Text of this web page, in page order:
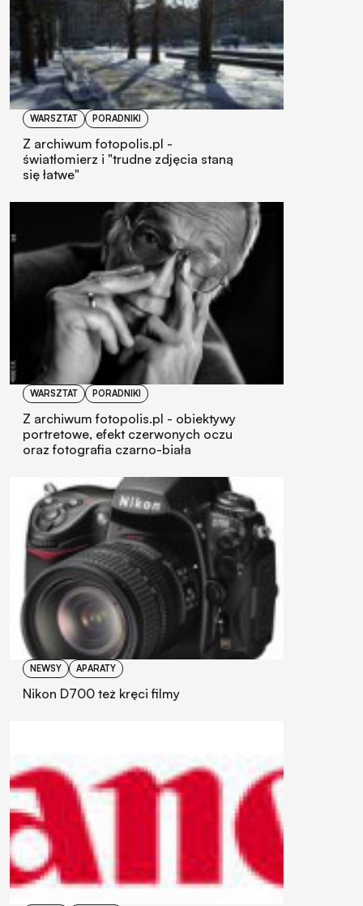
WARSZTAT PORADNIKI
Z archiwum fotopolis.pl -
światłomierz i "trudne zdjęcia staną
się łatwe"
WARSZTAT PORADNIKI
Z archiwum fotopolis.pl - obiektywy
portretowe, efekt czerwonych oczu
oraz fotografia czarno-biała
NEWSY APARATY
Nikon D700 też kręci filmy